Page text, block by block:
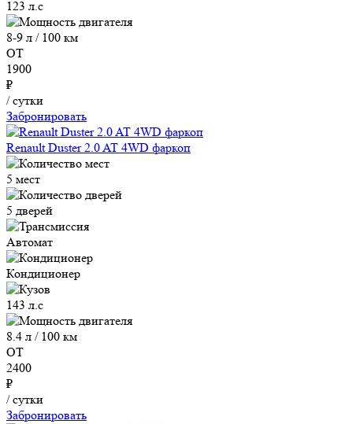
123 л.с
8-9 л / 100 км
ОТ
1900
₽
/ сутки
Забронировать
Renault Duster 2.0 AT 4WD фаркоп
5 мест
5 дверей
Автомат
Кондиционер
143 л.с
8.4 л / 100 км
ОТ
2400
₽
/ сутки
Забронировать